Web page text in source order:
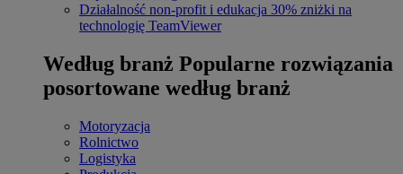
Działalność non-profit i edukacja 30% zniżki na
technologię TeamViewer
Według branż Popularne rozwiązania
posortowane według branż
Motoryzacja
Rolnictwo
Logistyka